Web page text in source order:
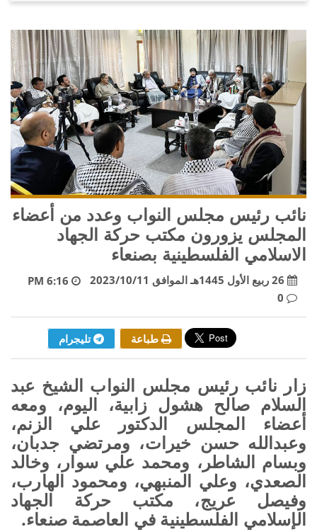
نائب رئيس مجلس النواب وعدد من أعضاء
المجلس يزورون مكتب حركة الجهاد
الاسلامي الفلسطينية بصنعاء
طباعة تليجرام
زار نائب رئيس مجلس النواب الشيخ عبد
السلام صالح هشول زابية، اليوم، ومعه
أعضاء المجلس الدكتور علي الزنم،
وعبدالله حسن خيرات، ومرتضي جدبان،
وبسام الشاطر، ومحمد علي سوار، وخالد
الصعدي، وعلي المنبهي، ومحمود الهارب،
وفيصل عريج، مكتب حركة الجهاد
الإسلامي الفلسطينية في العاصمة صنعاء.